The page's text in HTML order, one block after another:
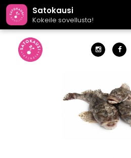
Satokausi
Kokeile sovellusta!